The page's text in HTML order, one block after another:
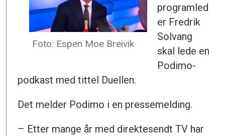
Foto: Espen Moe Breivik
programled
er Fredrik
Solvang
skal lede en
Podimo-
podkast med tittel Duellen.
Det melder Podimo i en pressemelding.
– Etter mange år med direktesendt TV har